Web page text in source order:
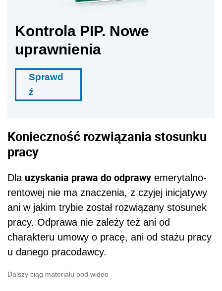
Kontrola PIP. Nowe
uprawnienia
Sprawd
ź
Konieczność rozwiązania stosunku
pracy
Dla uzyskania prawa do odprawy emerytalno-
rentowej nie ma znaczenia, z czyjej inicjatywy
ani w jakim trybie został rozwiązany stosunek
pracy. Odprawa nie zależy też ani od
charakteru umowy o pracę, ani od stażu pracy
u danego pracodawcy.
Dalszy ciąg materiału pod wideo